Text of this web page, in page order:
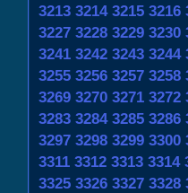
3213 3214 3215 3216
3227 3228 3229 3230
3241 3242 3243 3244
3255 3256 3257 3258
3269 3270 3271 3272
3283 3284 3285 3286
3297 3298 3299 3300
3311 3312 3313 3314
3325 3326 3327 3328